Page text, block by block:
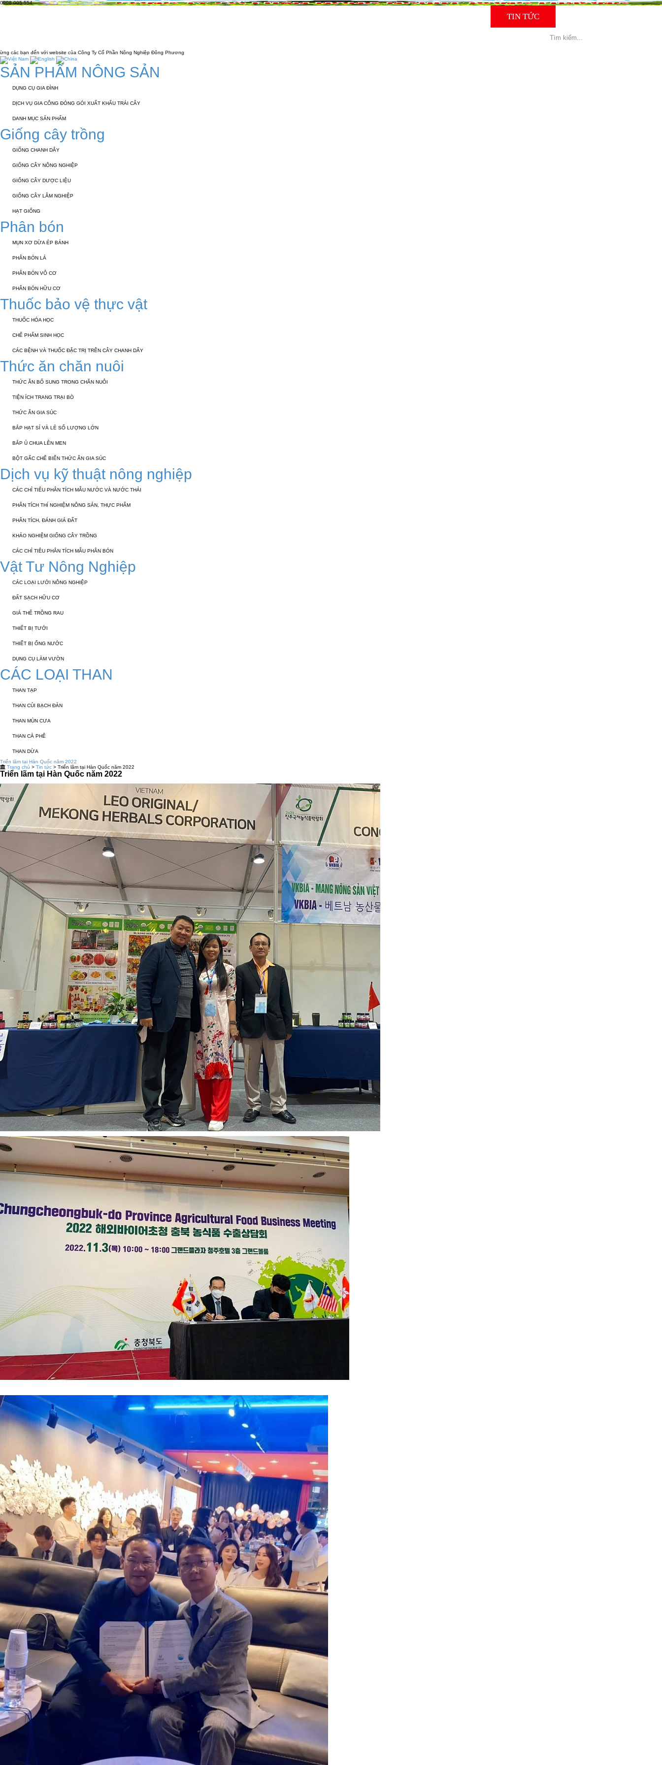
0908 005 554
TIN TỨC
của Công Ty Cổ Phần Nông Nghiệp Đông Phương
SẢN PHẨM NÔNG SẢN
DỤNG CỤ GIA ĐÌNH
DỊCH VỤ GIA CÔNG ĐÓNG GÓI XUẤT KHẨU TRÁI CÂY
DANH MỤC SẢN PHẨM
Giống cây trồng
GIỐNG CHANH DÂY
GIỐNG CÂY NÔNG NGHIỆP
GIỐNG CÂY DƯỢC LIỆU
GIỐNG CÂY LÂM NGHIỆP
HẠT GIỐNG
Phân bón
MỤN XƠ DỪA ÉP BÁNH
PHÂN BÓN LÁ
PHÂN BÓN VÔ CƠ
PHÂN BÓN HỮU CƠ
Thuốc bảo vệ thực vật
THUỐC HÓA HỌC
CHẾ PHẨM SINH HỌC
CÁC BỆNH VÀ THUỐC ĐẶC TRỊ TRÊN CÂY CHANH DÂY
Thức ăn chăn nuôi
THỨC ĂN BỔ SUNG TRONG CHĂN NUÔI
TIỆN ÍCH TRANG TRẠI BÒ
THỨC ĂN GIA SÚC
BẮP HẠT SỈ VÀ LẺ SỐ LƯỢNG LỚN
BẮP Ủ CHUA LÊN MEN
BỘT GẤC CHẾ BIẾN THỨC ĂN GIA SÚC
Dịch vụ kỹ thuật nông nghiệp
CÁC CHỈ TIÊU PHÂN TÍCH MẪU NƯỚC VÀ NƯỚC THẢI
PHÂN TÍCH THÍ NGHIỆM NÔNG SẢN, THỰC PHẨM
PHÂN TÍCH, ĐÁNH GIÁ ĐẤT
KHẢO NGHIỆM GIỐNG CÂY TRỒNG
CÁC CHỈ TIÊU PHÂN TÍCH MẪU PHÂN BÓN
Vật Tư Nông Nghiệp
CÁC LOẠI LƯỚI NÔNG NGHIỆP
ĐẤT SẠCH HỮU CƠ
GIÁ THỂ TRỒNG RAU
THIẾT BỊ TƯỚI
THIẾT BỊ ỐNG NƯỚC
DỤNG CỤ LÀM VƯỜN
CÁC LOẠI THAN
THAN TẠP
THAN CỦI BẠCH ĐÀN
THAN MÙN CƯA
THAN CÀ PHÊ
THAN DỪA
Triển lãm tại Hàn Quốc năm 2022
Trang chủ > Tin tức > Triển lãm tại Hàn Quốc năm 2022
Triển lãm tại Hàn Quốc năm 2022